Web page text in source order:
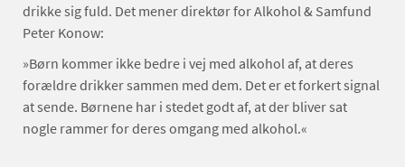
drikke sig fuld. Det mener direktør for Alkohol & Samfund
Peter Konow:
»Børn kommer ikke bedre i vej med alkohol af, at deres
forældre drikker sammen med dem. Det er et forkert signal
at sende. Børnene har i stedet godt af, at der bliver sat
nogle rammer for deres omgang med alkohol.«